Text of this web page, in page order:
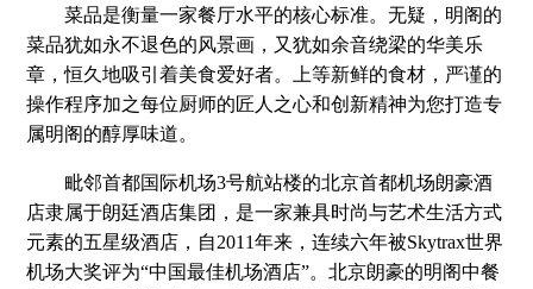
菜品是衡量一家餐厅水平的核心标准。无疑，明阁的
菜品犹如永不退色的风景画，又犹如余音绕梁的华美乐
章，恒久地吸引着美食爱好者。上等新鲜的食材，严谨的
操作程序加之每位厨师的匠人之心和创新精神为您打造专
属明阁的醇厚味道。
毗邻首都国际机场3号航站楼的北京首都机场朗豪酒
店隶属于朗廷酒店集团，是一家兼具时尚与艺术生活方式
元素的五星级酒店，自2011年来，连续六年被Skytrax世界
机场大奖评为“中国最佳机场酒店”。北京朗豪的明阁中餐